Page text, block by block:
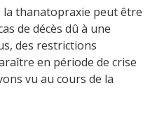
thanatopraxie peut être
de décès dû à une
des restrictions
en période de crise
vu au cours de la